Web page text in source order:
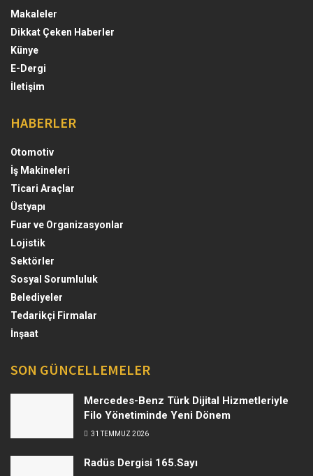
Makaleler
Dikkat Çeken Haberler
Künye
E-Dergi
İletişim
HABERLER
Otomotiv
İş Makineleri
Ticari Araçlar
Üstyapı
Fuar ve Organizasyonlar
Lojistik
Sektörler
Sosyal Sorumluluk
Belediyeler
Tedarikçi Firmalar
İnşaat
SON GÜNCELLEMELER
Mercedes-Benz Türk Dijital Hizmetleriyle
Filo Yönetiminde Yeni Dönem
31 TEMMUZ 2026
Radüs Dergisi 165.Sayı